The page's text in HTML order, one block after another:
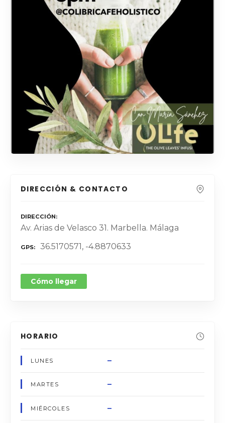
DIRECCIÓN & CONTACTO
DIRECCIÓN
Av. Arias de Velasco 31. Marbella. Málaga
GPS 36.5170571, -4.8870633
Cómo llegar
HORARIO
LUNES –
MARTES –
MIÉRCOLES –